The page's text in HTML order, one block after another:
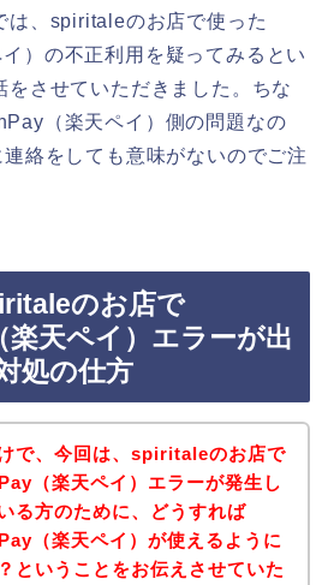
は、spiritaleのお店で使った
）の不正利用を疑ってみるとい
をさせていただきました。ちな
（楽天ペイ）側の問題なの
絡をしても意味がないのでご注
のお店で
天ペイ）エラーが出
処の仕方
で、今回は、spiritaleのお店で
（楽天ペイ）エラーが発生し
る方のために、どうすれば
（楽天ペイ）が使えるように
ということをお伝えさせていた